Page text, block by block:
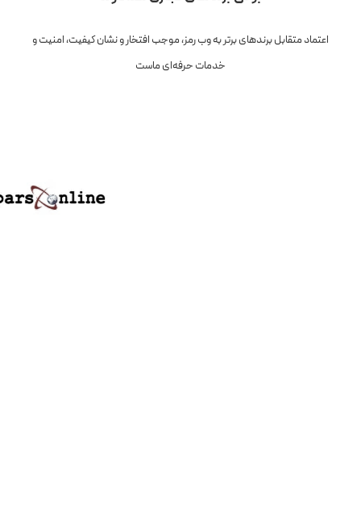
اعتماد متقابل برندهای برتر به وب رمز، موجب افتخار و نشان کیفیت، امنیت و
خدمات حرفه‌ای ماست